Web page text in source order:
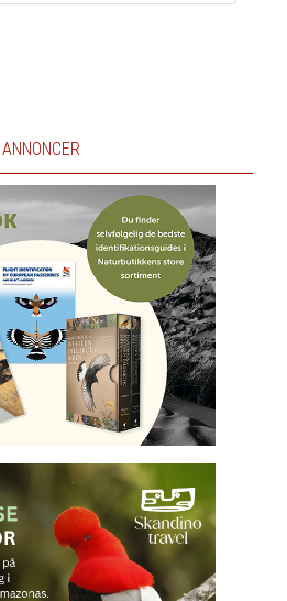
ANNONCER